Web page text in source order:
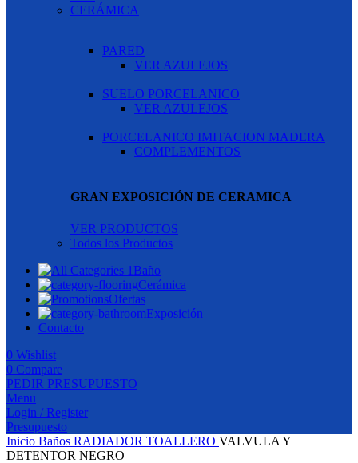
CERÁMICA
PARED
VER AZULEJOS
SUELO PORCELANICO
VER AZULEJOS
PORCELANICO IMITACION MADERA
COMPLEMENTOS
GRAN EXPOSICIÓN DE CERAMICA
VER PRODUCTOS
Todos los Productos
Baño
Cerámica
Ofertas
Exposición
Contacto
0 Wishlist
0 Compare
PEDIR PRESUPUESTO
Menu
Login / Register
Presupuesto
Inicio Baños RADIADOR TOALLERO VALVULA Y
DETENTOR NEGRO